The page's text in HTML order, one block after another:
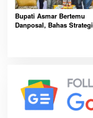
Bupati Asmar Bertemu
Danposal, Bahas Strategi